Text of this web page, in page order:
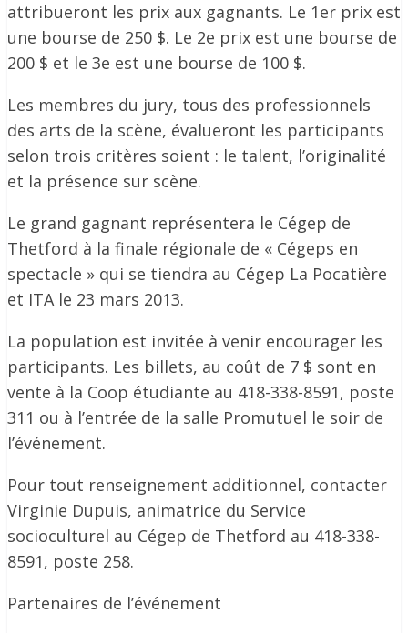
attribueront les prix aux gagnants. Le 1er prix est
une bourse de 250 $. Le 2e prix est une bourse de
200 $ et le 3e est une bourse de 100 $.
Les membres du jury, tous des professionnels
des arts de la scène, évalueront les participants
selon trois critères soient : le talent, l’originalité
et la présence sur scène.
Le grand gagnant représentera le Cégep de
Thetford à la finale régionale de « Cégeps en
spectacle » qui se tiendra au Cégep La Pocatière
et ITA le 23 mars 2013.
La population est invitée à venir encourager les
participants. Les billets, au coût de 7 $ sont en
vente à la Coop étudiante au 418-338-8591, poste
311 ou à l’entrée de la salle Promutuel le soir de
l’événement.
Pour tout renseignement additionnel, contacter
Virginie Dupuis, animatrice du Service
socioculturel au Cégep de Thetford au 418-338-
8591, poste 258.
Partenaires de l’événement